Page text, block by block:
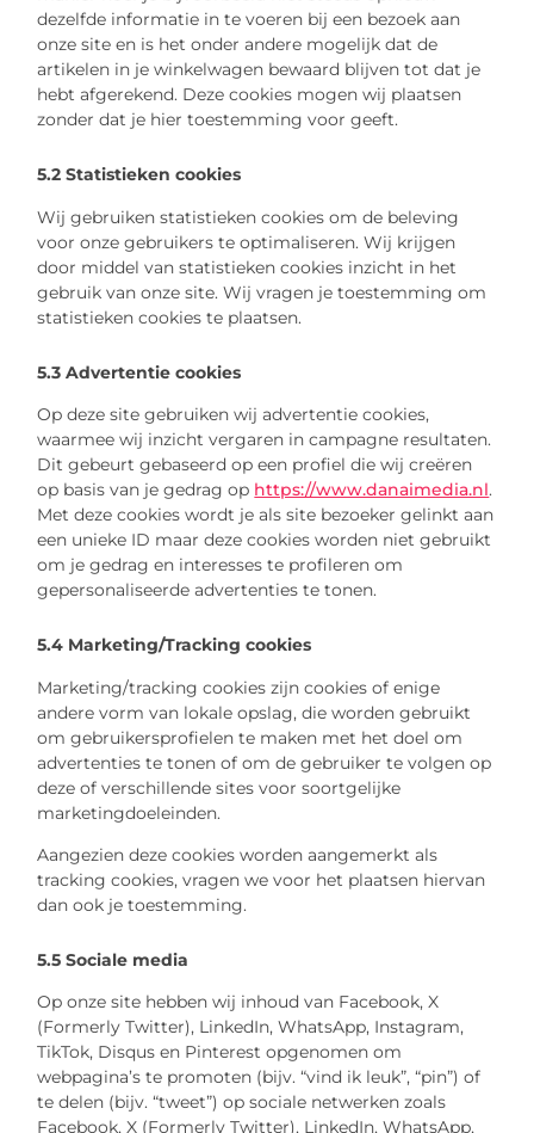
dezelfde informatie in te voeren bij een bezoek aan
onze site en is het onder andere mogelijk dat de
artikelen in je winkelwagen bewaard blijven tot dat je
hebt afgerekend. Deze cookies mogen wij plaatsen
zonder dat je hier toestemming voor geeft.
5.2 Statistieken cookies
Wij gebruiken statistieken cookies om de beleving
voor onze gebruikers te optimaliseren. Wij krijgen
door middel van statistieken cookies inzicht in het
gebruik van onze site. Wij vragen je toestemming om
statistieken cookies te plaatsen.
5.3 Advertentie cookies
Op deze site gebruiken wij advertentie cookies,
waarmee wij inzicht vergaren in campagne resultaten.
Dit gebeurt gebaseerd op een profiel die wij creëren
op basis van je gedrag op https://www.danaimedia.nl.
Met deze cookies wordt je als site bezoeker gelinkt aan
een unieke ID maar deze cookies worden niet gebruikt
om je gedrag en interesses te profileren om
gepersonaliseerde advertenties te tonen.
5.4 Marketing/Tracking cookies
Marketing/tracking cookies zijn cookies of enige
andere vorm van lokale opslag, die worden gebruikt
om gebruikersprofielen te maken met het doel om
advertenties te tonen of om de gebruiker te volgen op
deze of verschillende sites voor soortgelijke
marketingdoeleinden.
Aangezien deze cookies worden aangemerkt als
tracking cookies, vragen we voor het plaatsen hiervan
dan ook je toestemming.
5.5 Sociale media
Op onze site hebben wij inhoud van Facebook, X
(Formerly Twitter), LinkedIn, WhatsApp, Instagram,
TikTok, Disqus en Pinterest opgenomen om
webpagina’s te promoten (bijv. “vind ik leuk”, “pin”) of
te delen (bijv. “tweet”) op sociale netwerken zoals
Facebook, X (Formerly Twitter), LinkedIn, WhatsApp,